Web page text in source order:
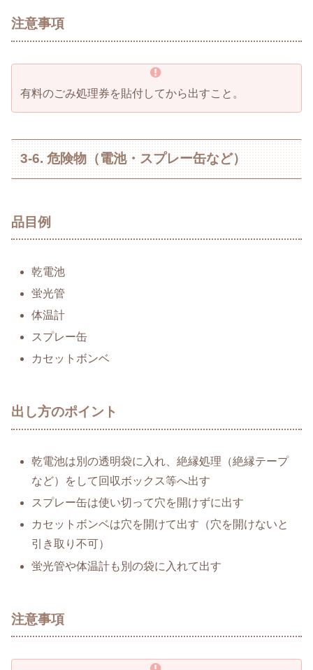
注意事項
有料のごみ処理券を貼付してから出すこと。
3-6. 危険物（電池・スプレー缶など）
品目例
乾電池
蛍光管
体温計
スプレー缶
カセットボンベ
出し方のポイント
乾電池は別の透明袋に入れ、絶縁処理（絶縁テープ
など）をして回収ボックス等へ出す
スプレー缶は使い切って穴を開けずに出す
カセットボンベは穴を開けて出す（穴を開けないと
引き取り不可）
蛍光管や体温計も別の袋に入れて出す
注意事項